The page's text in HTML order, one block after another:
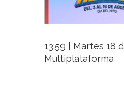
13:59 | Martes 18
Multiplataforma